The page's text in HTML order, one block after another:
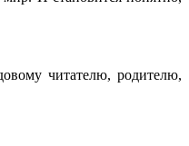
читателю, родителю,